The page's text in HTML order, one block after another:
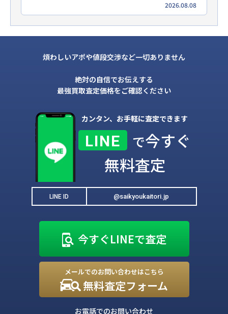
2026.08.08
煩わしいアポや値段交渉など一切ありません
絶対の自信でお伝えする
最強買取査定価格をご確認ください
カンタン、お手軽に査定できます
LINE で今すぐ
無料査定
LINE ID @saikyoukaitori.jp
今すぐLINEで査定
メールでのお問い合わせはこちら
無料査定フォーム
お電話でのお問い合わせ